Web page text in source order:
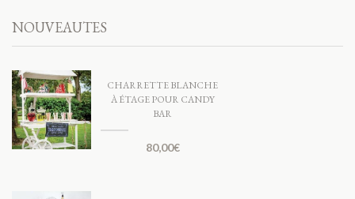
NOUVEAUTES
CHARRETTE BLANCHE
À ÉTAGE POUR CANDY
BAR
80,00€